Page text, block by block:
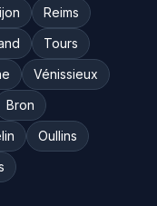
Reims
Tours
Vénissieux
Bron
Oullins